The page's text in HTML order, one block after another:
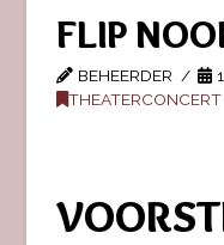
FLIP
BEHEERDER
THEATERCONCERT